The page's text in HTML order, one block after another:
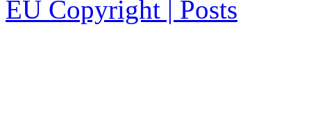
EU Copyright | Posts